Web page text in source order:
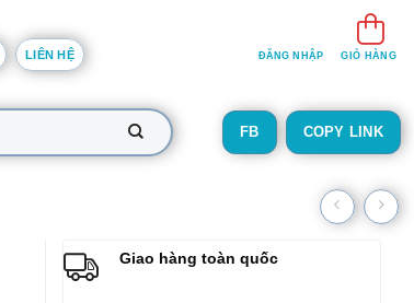
LIÊN HỆ ĐĂNG NHẬP GIỎ HÀNG
FB COPY LINK
Giao hàng toàn quốc